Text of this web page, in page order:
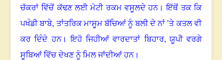
ਚੱਕਰਾਂ ਵਿੱਚੋਂ ਕੱਢਣ ਲਈ ਮੋਟੀ ਰਕਮ ਵਸੂਲਦੇ ਹਨ। ਇੱਥੋਂ ਤਕ ਕਿ
ਪਖੰਡੀ ਬਾਬੇ, ਤਾਂਤਰਿਕ ਮਾਸੂਮ ਬੱਚਿਆਂ ਨੂੰ ਬਲੀ ਦੇ ਨਾਂ ’ਤੇ ਕਤਲ ਵੀ
ਕਰ ਦਿੰਦੇ ਹਨ। ਇਹੋ ਜਿਹੀਆਂ ਵਾਰਦਾਤਾਂ ਬਿਹਾਰ, ਯੂਪੀ ਵਰਗੇ
ਸੂਬਿਆਂ ਵਿੱਚ ਦੇਖਣ ਨੂੰ ਮਿਲ ਜਾਂਦੀਆਂ ਹਨ।